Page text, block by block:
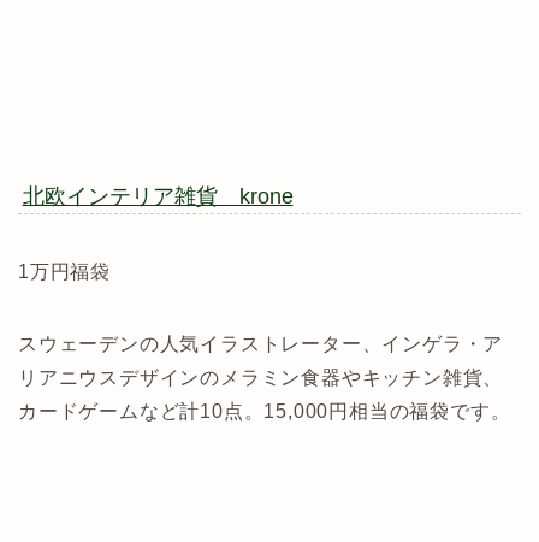
北欧インテリア雑貨 krone
1万円福袋
スウェーデンの人気イラストレーター、インゲラ・ア
リアニウスデザインのメラミン食器やキッチン雑貨、
カードゲームなど計10点。15,000円相当の福袋です。